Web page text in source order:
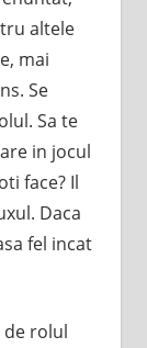
altele
mai
Se
Sa te
in jocul
face? Il
Daca
fel incat
rolul